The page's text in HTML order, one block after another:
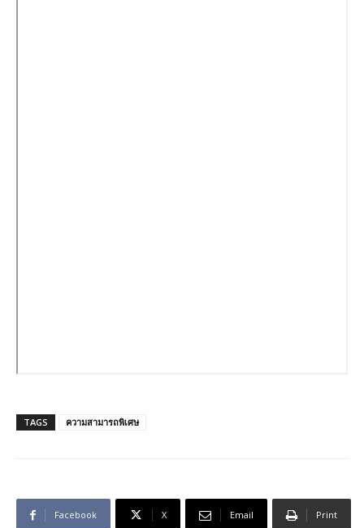
TAGS ความสามารถพิเศษ
Facebook X Email Print